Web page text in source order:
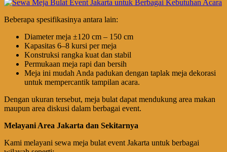
Beberapa spesifikasinya antara lain:
Diameter meja ±120 cm – 150 cm
Kapasitas 6–8 kursi per meja
Konstruksi rangka kuat dan stabil
Permukaan meja rapi dan bersih
Meja ini mudah Anda padukan dengan taplak meja dekorasi
untuk mempercantik tampilan acara.
Dengan ukuran tersebut, meja bulat dapat mendukung area makan
maupun area diskusi dalam berbagai event.
Melayani Area Jakarta dan Sekitarnya
Kami melayani sewa meja bulat event Jakarta untuk berbagai